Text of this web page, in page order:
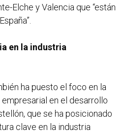
Elche y Valencia que “están
en la industria
ha puesto el foco en la
en el desarrollo
que se ha posicionado
clave en la industria